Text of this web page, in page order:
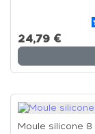
24,79 €
Moule silicone